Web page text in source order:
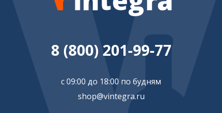
8 (800) 201-99-77
с 09:00 до 18:00 по будням
shop@vintegra.ru